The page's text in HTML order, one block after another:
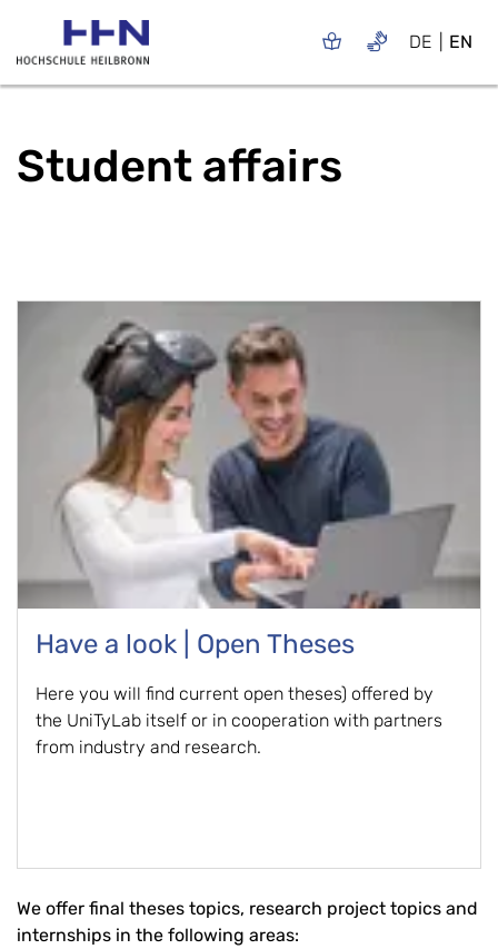
DE EN
Student affairs
Have a look | Open Theses
Here you will find current open theses) offered by
the UniTyLab itself or in cooperation with partners
from industry and research.
We offer final theses topics, research project topics and
internships in the following areas: